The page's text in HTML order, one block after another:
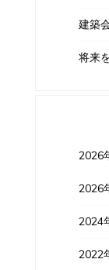
建築
将来
2026
2026
2024
2022